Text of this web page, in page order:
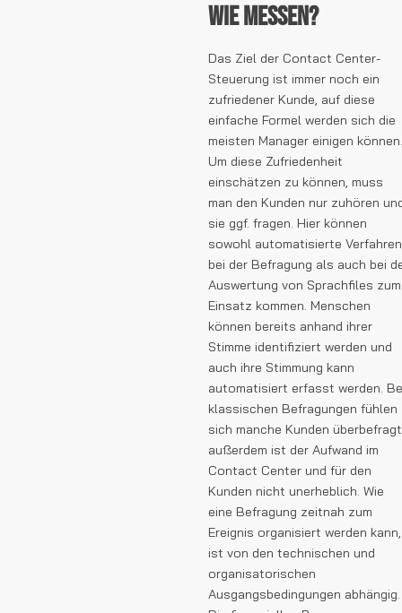
wie messen?
Das Ziel der Contact Center-
Steuerung ist immer noch ein
zufriedener Kunde, auf diese
einfache Formel werden sich die
meisten Manager einigen können.
Um diese Zufriedenheit
einschätzen zu können, muss
man den Kunden nur zuhören
sie ggf. fragen. Hier können
sowohl automatisierte Verfahren
bei der Befragung als auch bei
Auswertung von Sprachfiles zum
Einsatz kommen. Menschen
können bereits anhand ihrer
Stimme identifiziert werden und
auch ihre Stimmung kann
automatisiert erfasst werden.
klassischen Befragungen fühlen
sich manche Kunden
außerdem ist der Aufwand im
Contact Center und für den
Kunden nicht unerheblich. Wie
eine Befragung zeitnah zum
Ereignis organisiert werden kann,
ist von den technischen und
organisatorischen
Ausgangsbedingungen abhängig.